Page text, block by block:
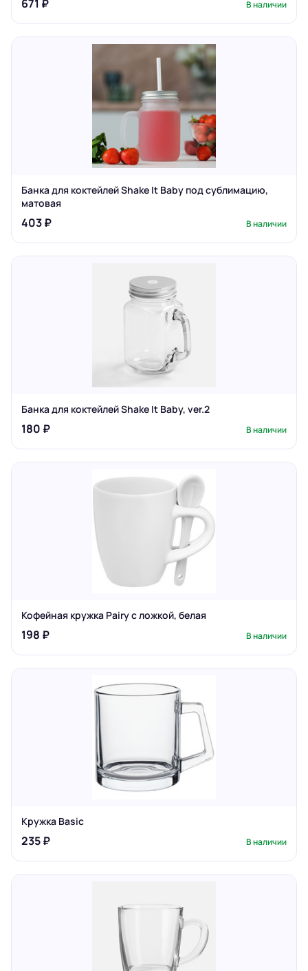
671 ₽ В наличии
Банка для коктейлей Shake It Baby под сублимацию,
матовая
403 ₽ В наличии
Банка для коктейлей Shake It Baby, ver.2
180 ₽ В наличии
Кофейная кружка Pairy с ложкой, белая
198 ₽ В наличии
Кружка Basic
235 ₽ В наличии